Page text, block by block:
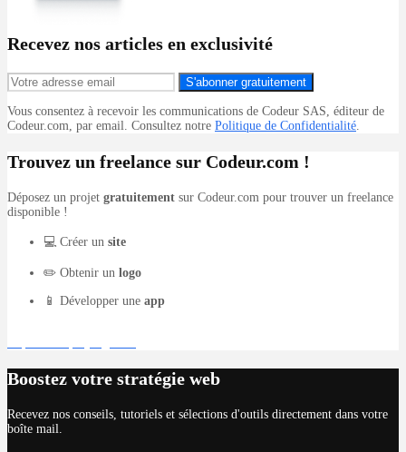
Recevez nos articles en exclusivité
S'abonner gratuitement
Vous consentez à recevoir les communications de Codeur SAS, éditeur de
Codeur.com, par email. Consultez notre Politique de Confidentialité
Trouvez un freelance sur Codeur.com !
Déposez un projet gratuitement sur Codeur.com pour trouver un freelance
disponible !
💻 Créer un site
✏️ Obtenir un logo
📱 Développer une app
Boostez votre stratégie web
Recevez nos conseils, tutoriels et sélections d'outils directement dans votre
boîte mail.